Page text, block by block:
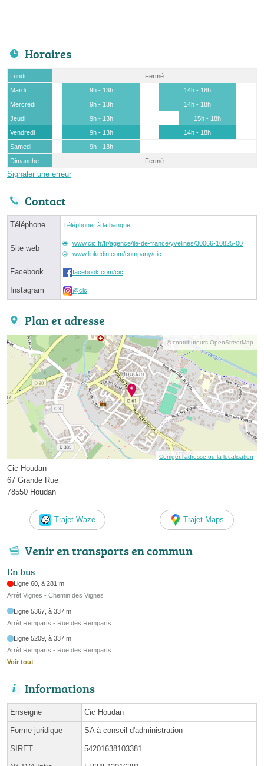
Horaires
Lundi
Fermé
Mardi
9h - 13h
14h - 18h
Mercredi
9h - 13h
14h - 18h
Jeudi
9h - 13h
15h - 18h
Vendredi
9h - 13h
14h - 18h
Samedi
9h - 13h
Dimanche
Fermé
Signaler une erreur
Contact
Téléphone Téléphoner à la banque
Site web
www.cic.fr/fr/agence/ile-de-france/yvelines/30066-10825-00
www.linkedin.com/company/cic
Facebook facebook.com/cic
Instagram @cic
Plan et adresse
© contributeurs OpenStreetMap
Corriger l’adresse ou la localisation
Cic Houdan
67 Grande Rue
78550 Houdan
Trajet Waze Trajet Maps
Venir en transports en commun
En bus
Ligne 60, à 281 m
Arrêt Vignes - Chemin des Vignes
Ligne 5367, à 337 m
Arrêt Remparts - Rue des Remparts
Ligne 5209, à 337 m
Arrêt Remparts - Rue des Remparts
Voir tout
Informations
Enseigne Cic Houdan
Forme juridique SA à conseil d'administration
SIRET 54201638103381